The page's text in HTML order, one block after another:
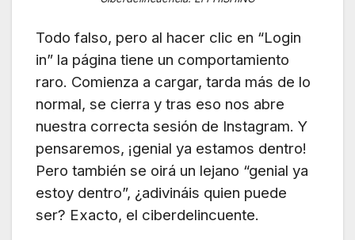
Todo falso, pero al hacer clic en “Login
in” la página tiene un comportamiento
raro. Comienza a cargar, tarda más de lo
normal, se cierra y tras eso nos abre
nuestra correcta sesión de Instagram. Y
pensaremos, ¡genial ya estamos dentro!
Pero también se oirá un lejano “genial ya
estoy dentro”, ¿adivináis quien puede
ser? Exacto, el ciberdelincuente.